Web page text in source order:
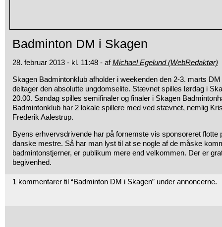
Badminton DM i Skagen
28. februar 2013 - kl. 11:48 - afMichael Egelund (WebRedaktør)
Skagen Badmintonklub afholder i weekenden den 2-3. marts
deltager den absolutte ungdomselite. Stævnet spilles lørdag i
20.00. Søndag spilles semifinaler og finaler i Skagen
Badmintonklub har 2 lokale spillere med ved stævnet, nemlig
Frederik Aalestrup.
Byens erhvervsdrivende har på fornemste vis sponsoreret
danske mestre. Så har man lyst til at se nogle af de måske
badmintonstjerner, er publikum mere end velkommen. Der er
begivenhed.
1 kommentarer til “Badminton DM i Skagen” under annoncerne.